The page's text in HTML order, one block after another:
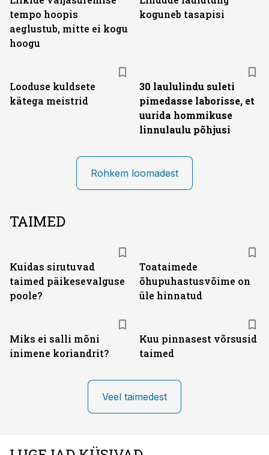
tempo hoopis
aeglustub, mitte ei kogu
hoogu
koguneb tasapisi
Looduse kuldsete
kätega meistrid
30 laululindu suleti
pimedasse laborisse, et
uurida hommikuse
linnulaulu põhjusi
Rohkem loomadest
TAIMED
Kuidas sirutuvad
taimed päikesevalguse
poole?
Toataimede
õhupuhastusvõime on
üle hinnatud
Miks ei salli mõni
inimene koriandrit?
Kuu pinnasest võrsusid
taimed
Veel taimedest